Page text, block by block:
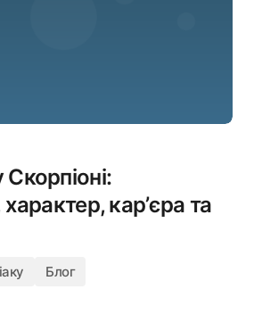
характер, кар’єра та
Блог